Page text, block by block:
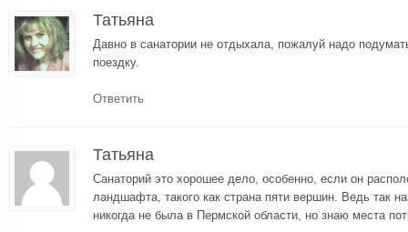
Татьяна
Давно в санатории не отдыхала, пожалуй надо
поездку.
Ответить
Татьяна
Санаторий это хорошее дело, особенно, если он
ландшафта, такого как страна пяти вершин. Ведь так
никогда не была в Пермской области, но знаю места